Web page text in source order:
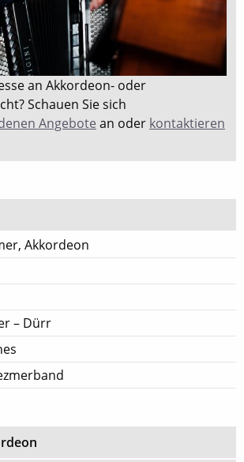
an Akkordeon- oder
Schauen Sie sich
Angebote an oder kontaktieren
Akkordeon
– Dürr